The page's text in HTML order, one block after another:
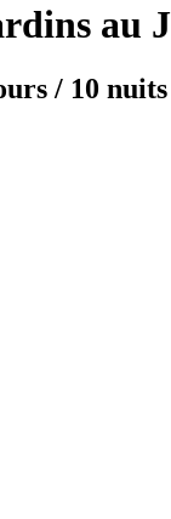
au
/ 10 nuits